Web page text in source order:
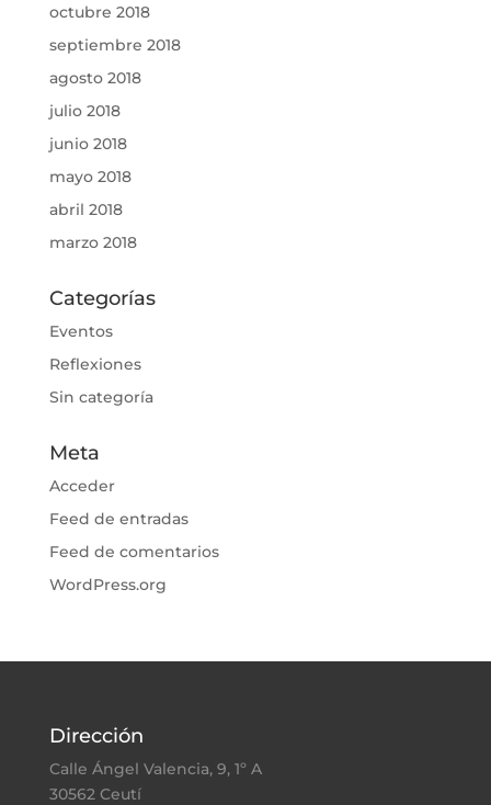
octubre 2018
septiembre 2018
agosto 2018
julio 2018
junio 2018
mayo 2018
abril 2018
marzo 2018
Categorías
Eventos
Reflexiones
Sin categoría
Meta
Acceder
Feed de entradas
Feed de comentarios
WordPress.org
Dirección
Calle Ángel Valencia, 9, 1º A
30562 Ceutí